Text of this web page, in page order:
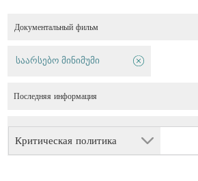
Документальный фильм
Критическая политика
საარსებო მინიმუმი
Последняя информация